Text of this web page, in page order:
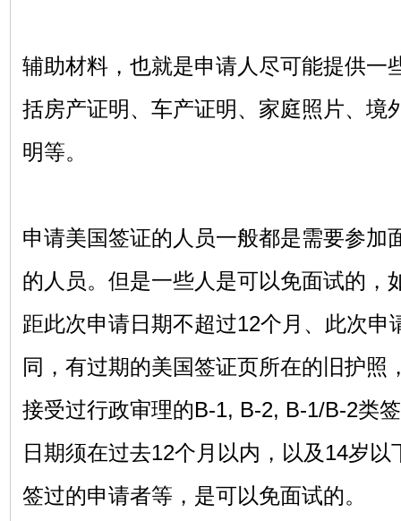
辅助材料，也就是申请人尽可能提供一
括房产证明、车产证明、家庭照片、境
明等。
申请美国签证的人员一般都是需要参加
的人员。但是一些人是可以免面试的，
距此次申请日期不超过12个月、此次申
同，有过期的美国签证页所在的旧护照
接受过行政审理的B-1, B-2, B-1/B-2类
日期须在过去12个月以内，以及14岁
签过的申请者等，是可以免面试的。